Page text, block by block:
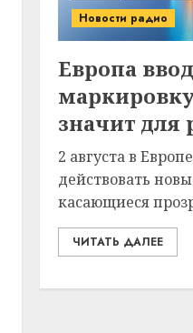
Новости радио
Европа
значит для
2 августа в
действовать
касающиеся
ЧИТАТЬ ДАЛЕЕ